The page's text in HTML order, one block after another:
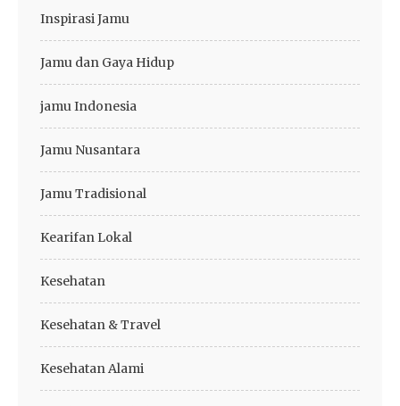
Inspirasi Jamu
Jamu dan Gaya Hidup
jamu Indonesia
Jamu Nusantara
Jamu Tradisional
Kearifan Lokal
Kesehatan
Kesehatan & Travel
Kesehatan Alami